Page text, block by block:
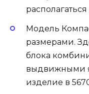
Модель
размерами.
блока
выдвижными
изделие в